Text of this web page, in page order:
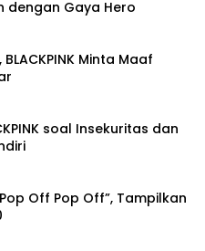
dengan Gaya Hero
Minta Maaf
soal Insekuritas dan
Off Pop Off”, Tampilkan